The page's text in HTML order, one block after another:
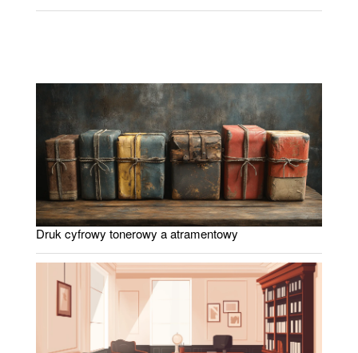
Druk cyfrowy tonerowy a atramentowy